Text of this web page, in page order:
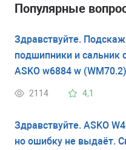
Популярные
Здравствуйте.
подшипники и сальник
ASKO w6884 w
2114 4,1
Здравствуйте. ASKO
но ошибку не выдаёт.